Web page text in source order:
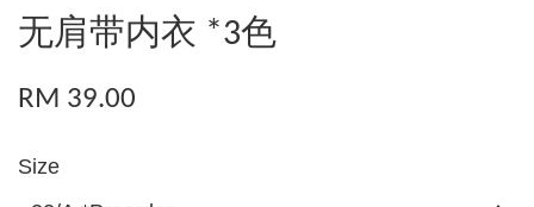
无肩带内衣 *3色
RM 39.00
Size